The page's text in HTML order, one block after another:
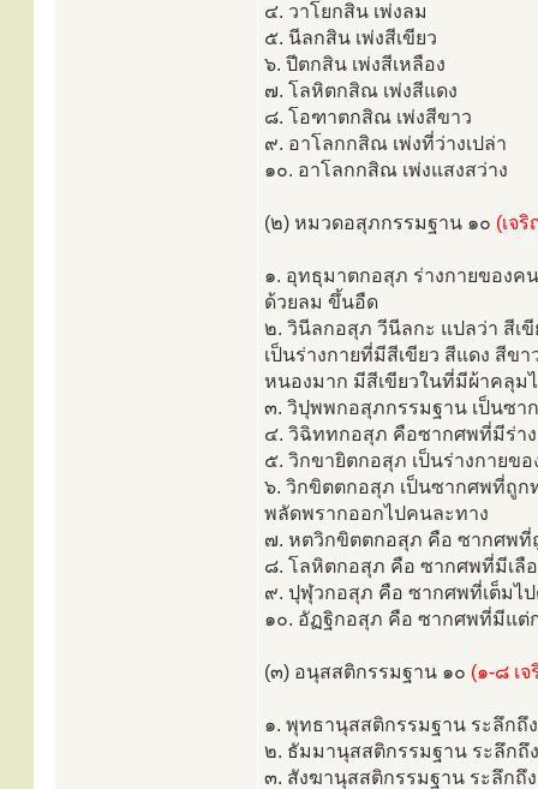
๔. วาโยกสิน เพ่งลม
๕. นีลกสิน เพ่งสีเขียว
๖. ปีตกสิน เพ่งสีเหลือง
๗. โลหิตกสิณ เพ่งสีแดง
๘. โอฑาตกสิณ เพ่งสีขาว
๙. อาโลกกสิณ เพ่งที่ว่างเปล่า
๑๐. อาโลกกสิณ เพ่งแสงสว่าง
(๒) หมวดอสุภกรรมฐาน ๑๐ (เจ
๑. อุทธุมาตกอสุภ ร่างกายของค
ด้วยลม ขึ้นอืด
๒. วินีลกอสุภ วีนีลกะ แปลว่า สีเขี
เป็นร่างกายที่มีสีเขียว สีแดง สี
หนองมาก มีสีเขียวในที่มีผ้าคลุม
๓. วิปุพพกอสุภกรรมฐาน เป็นซา
๔. วิฉิททกอสุภ คือซากศพที่มีร่า
๕. วิกขายิตกอสุภ เป็นร่างกายข
๖. วิกขิตตกอสุภ เป็นซากศพที่ถูก
พลัดพรากออกไปคนละทาง
๗. หตวิกขิตตกอสุภ คือ ซากศพ
๘. โลหิตกอสุภ คือ ซากศพที่มีเลื
๙. ปุฬุวกอสุภ คือ ซากศพที่เต็มไ
๑๐. อัฏฐิกอสุภ คือ ซากศพที่มีแต่
(๓) อนุสสติกรรมฐาน ๑๐ (๑-๘ เ
๑. พุทธานุสสติกรรมฐาน ระลึก
๒. ธัมมานุสสติกรรมฐาน ระลึก
๓. สังฆานุสสติกรรมฐาน ระลึก